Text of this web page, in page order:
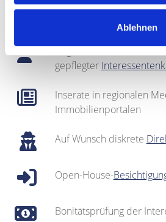
Ablehnen
Regionales Netzwerk
gepflegter
Inserate in regionalen
Immobilienportalen
Auf Wunsch diskrete
Open-House-
Bonitätsprüfung der